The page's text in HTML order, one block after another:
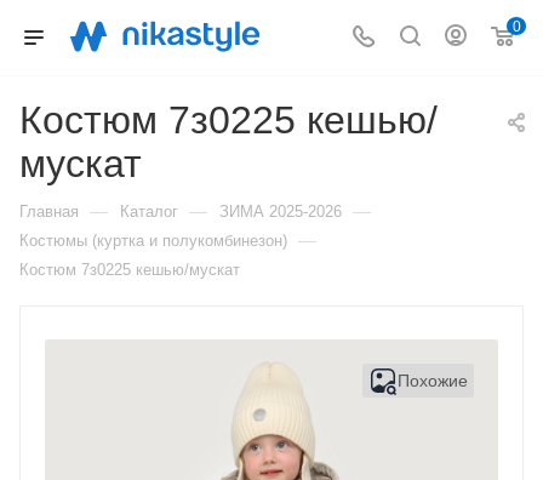
0
Костюм 7з0225 кешью/
мускат
Главная — Каталог — ЗИМА 2025-2026 —
Костюмы (куртка и полукомбинезон) —
Костюм 7з0225 кешью/мускат
Похожие